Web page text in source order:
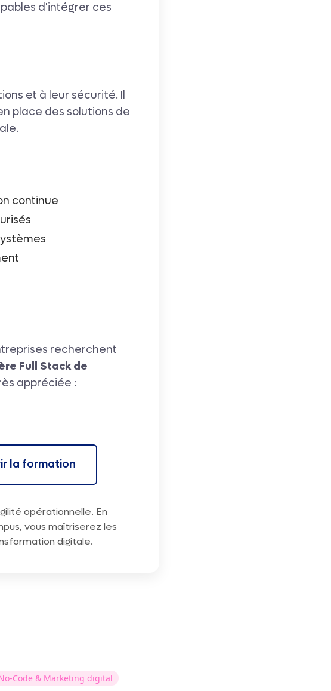
d'intégrer ces
et à leur sécurité. Il
place des solutions de
continue
recherchent
Full Stack de
appréciée :
la formation
opérationnelle. En
vous maîtriserez les
digitale.
Code & Marketing digital